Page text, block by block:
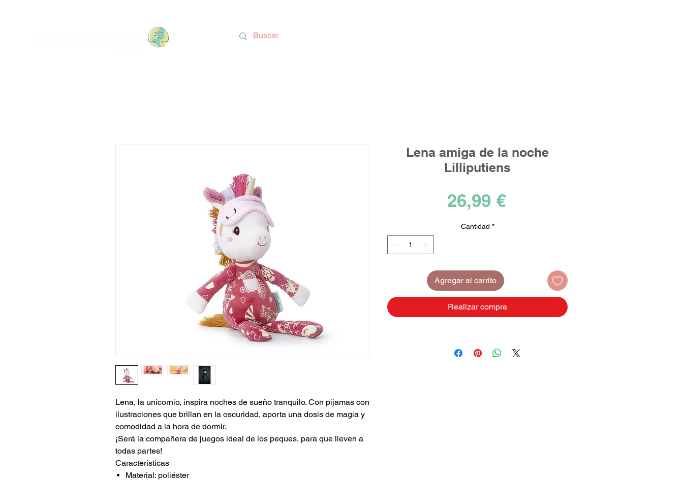
Lena, la unicornio, inspira noches de sueño tranquilo. Con pijamas con
ilustraciones que brillan en la oscuridad, aporta una dosis de magia y
comodidad a la hora de dormir.
¡Será la compañera de juegos ideal de los peques, para que lleven a
todas partes!
Características
Material: poliéster
Lena amiga de la noche
Lilliputiens
26,99 €Precio
Cantidad *
Agregar al carrito
Realizar compra